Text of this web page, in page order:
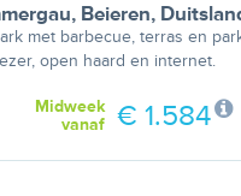
, Beieren,
met barbecue, terras en
open haard en internet.
Midweek
vanaf
€ 1.584